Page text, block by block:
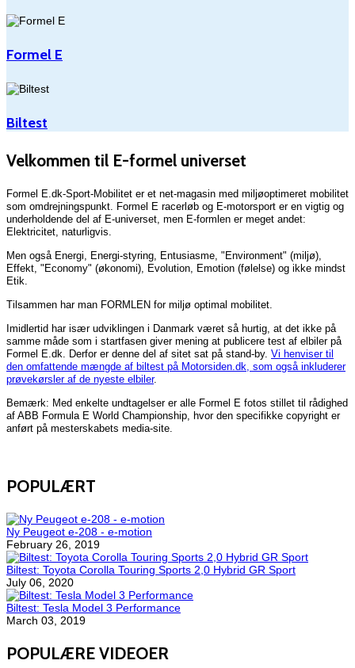
Formel E
Biltest
Velkommen til E-formel universet
Formel E.dk-Sport-Mobilitet er et net-magasin med miljøoptimeret mobilitet
som omdrejningspunkt. Formel E racerløb og E-motorsport er en vigtig og
underholdende del af E-universet, men E-formlen er meget andet:
Elektricitet, naturligvis.
Men også Energi, Energi-styring, Entusiasme, "Environment" (miljø),
Effekt, "Economy" (økonomi), Evolution, Emotion (følelse) og ikke mindst
Etik.
Tilsammen har man FORMLEN for miljø optimal mobilitet.
Imidlertid har især udviklingen i Danmark været så hurtig, at det ikke på
samme måde som i startfasen giver mening at publicere test af elbiler på
Formel E.dk. Derfor er denne del af sitet sat på stand-by. Vi henviser til
den omfattende mængde af biltest på Motorsiden.dk, som også inkluderer
prøvekørsler af de nyeste elbiler.
Bemærk: Med enkelte undtagelser er alle Formel E fotos stillet til rådighed
af ABB Formula E World Championship, hvor den specifikke copyright er
anført på mesterskabets media-site.
POPULÆRT
Ny Peugeot e-208 - e-motion
February 26, 2019
Biltest: Toyota Corolla Touring Sports 2,0 Hybrid GR Sport
July 06, 2020
Biltest: Tesla Model 3 Performance
March 03, 2019
POPULÆRE VIDEOER